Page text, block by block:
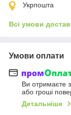
Укрпошта
Всі умови
Умови оплати
Ви отримаєте
або гроші
Детальніше